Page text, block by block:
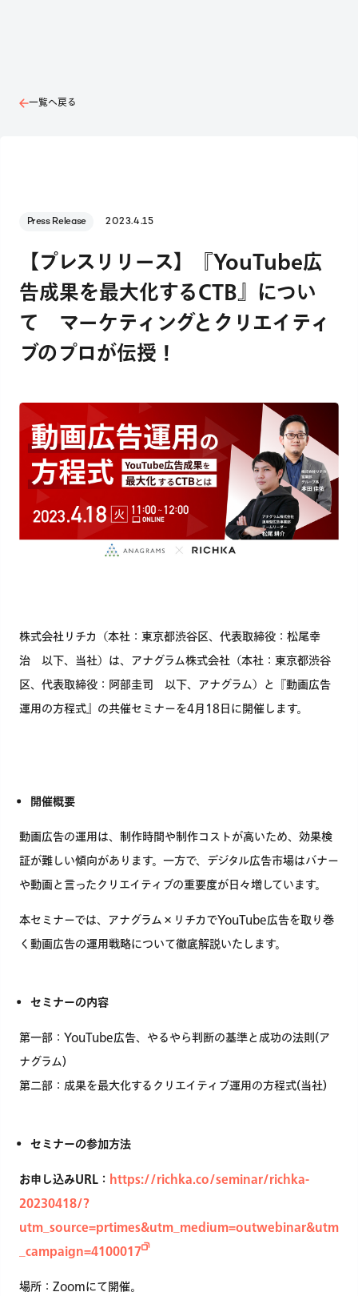
一覧へ戻る
Press Release 2023.4.15
【プレスリリース】『YouTube広
告成果を最大化するCTB』につい
て マーケティングとクリエイティ
ブのプロが伝授！
株式会社リチカ（本社：東京都渋谷区、代表取締役：松尾幸
治 以下、当社）は、アナグラム株式会社（本社：東京都渋谷
区、代表取締役：阿部圭司 以下、アナグラム）と『動画広告
運用の方程式』の共催セミナーを4月18日に開催します。
開催概要
動画広告の運用は、制作時間や制作コストが高いため、効果検
証が難しい傾向があります。一方で、デジタル広告市場はバナー
や動画と言ったクリエイティブの重要度が日々増しています。
本セミナーでは、アナグラム×リチカでYouTube広告を取り巻
く動画広告の運用戦略について徹底解説いたします。
セミナーの内容
第一部：YouTube広告、やるやら判断の基準と成功の法則(ア
ナグラム)
第二部：成果を最大化するクリエイティブ運用の方程式(当社)
セミナーの参加方法
お申し込みURL： https://richka.co/seminar/richka-
20230418/?
utm_source=prtimes&utm_medium=outwebinar&utm
_campaign=4100017
場所：Zoomにて開催。